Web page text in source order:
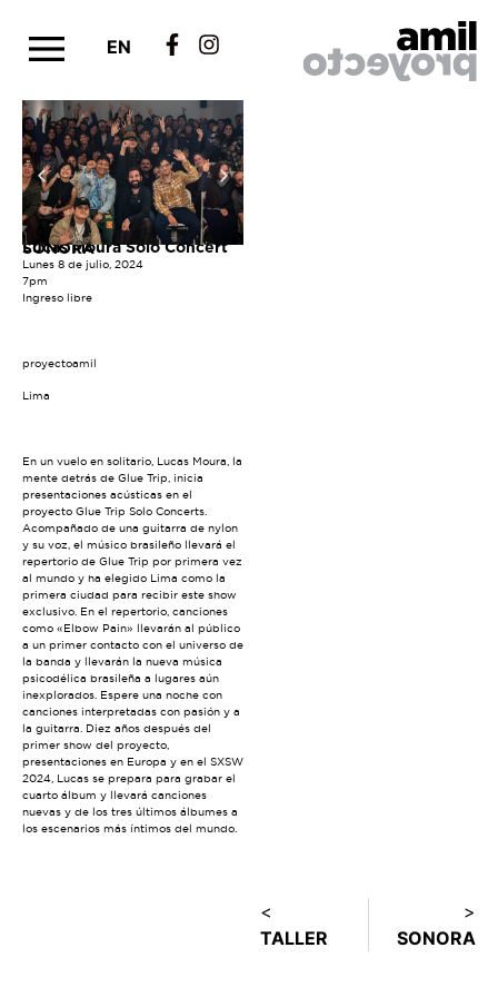
EN
SONORA
Lucas Moura Solo Concert
Lunes 8 de julio, 2024
7pm
Ingreso libre
proyectoamil
Lima
En un vuelo en solitario, Lucas Moura, la
mente detrás de Glue Trip, inicia
presentaciones acústicas en el
proyecto Glue Trip Solo Concerts.
Acompañado de una guitarra de nylon
y su voz, el músico brasileño llevará el
repertorio de Glue Trip por primera vez
al mundo y ha elegido Lima como la
primera ciudad para recibir este show
exclusivo. En el repertorio, canciones
como «Elbow Pain» llevarán al público
a un primer contacto con el universo de
la banda y llevarán la nueva música
psicodélica brasileña a lugares aún
inexplorados. Espere una noche con
canciones interpretadas con pasión y a
la guitarra. Diez años después del
primer show del proyecto,
presentaciones en Europa y en el SXSW
2024, Lucas se prepara para grabar el
cuarto álbum y llevará canciones
nuevas y de los tres últimos álbumes a
los escenarios más íntimos del mundo.
<
TALLER
>
SONORA